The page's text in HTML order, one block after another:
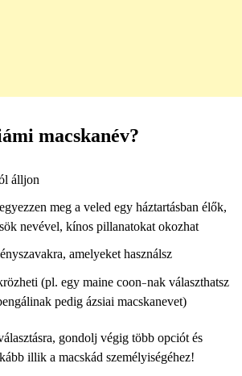
macskanév?
álljon
meg a veled egy háztartásban élők,
nevével, kínos pillanatokat okozhat
amelyeket használsz
(pl. egy maine coon–nak választhatsz
pedig ázsiai macskanevet)
gondolj végig több opciót és
illik a macskád személyiségéhez!